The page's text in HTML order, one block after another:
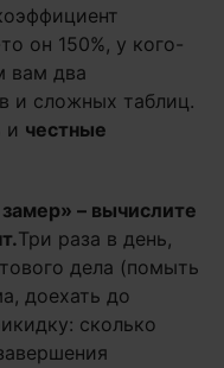
он 150%, у кого-
вам два
и сложных таблиц.
и честные
– вычислите
Три раза в день,
дела (помыть
доехать до
сколько